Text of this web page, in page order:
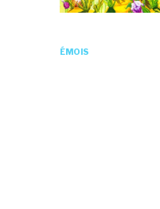
ÉMOIS